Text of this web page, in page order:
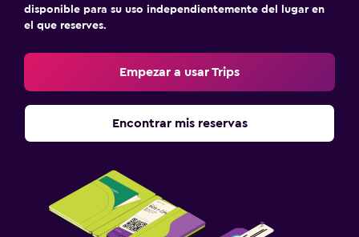
disponible para su uso independientemente del lugar en
el que reserves.
Empezar a usar Trips
Encontrar mis reservas